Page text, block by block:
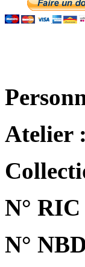
Atelier :
N° RIC
N°